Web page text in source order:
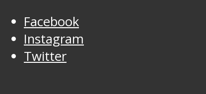
Facebook
Instagram
Twitter